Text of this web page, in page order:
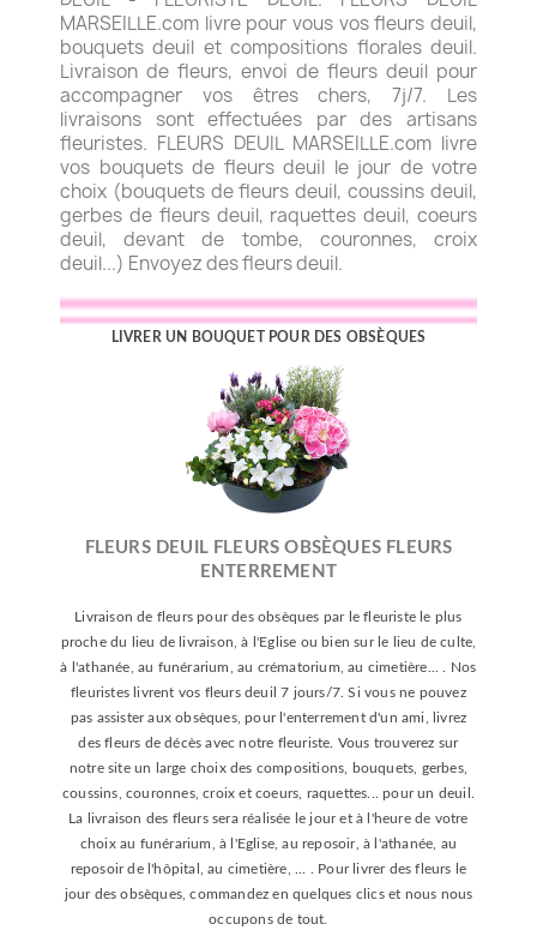
MARSEILLE.com livre pour vous vos fleurs deuil,
bouquets deuil et compositions florales deuil.
Livraison de fleurs, envoi de fleurs deuil pour
accompagner vos êtres chers, 7j/7. Les
livraisons sont effectuées par des artisans
fleuristes. FLEURS DEUIL MARSEILLE.com livre
vos bouquets de fleurs deuil le jour de votre
choix (bouquets de fleurs deuil, coussins deuil,
gerbes de fleurs deuil, raquettes deuil, coeurs
deuil, devant de tombe, couronnes, croix
deuil...) Envoyez des fleurs deuil.
LIVRER UN BOUQUET POUR DES OBSÈQUES
FLEURS DEUIL FLEURS OBSÈQUES FLEURS
ENTERREMENT
Livraison de fleurs pour des obsèques par le fleuriste le plus
proche du lieu de livraison, à l'Eglise ou bien sur le lieu de culte,
à l'athanée, au funérarium, au crématorium, au cimetière... . Nos
fleuristes livrent vos fleurs deuil 7 jours/7. Si vous ne pouvez
pas assister aux obsèques, pour l'enterrement d'un ami, livrez
des fleurs de décès avec notre fleuriste. Vous trouverez sur
notre site un large choix des compositions, bouquets, gerbes,
coussins, couronnes, croix et coeurs, raquettes... pour un deuil.
La livraison des fleurs sera réalisée le jour et à l'heure de votre
choix au funérarium, à l'Eglise, au reposoir, à l'athanée, au
reposoir de l'hôpital, au cimetière, ... . Pour livrer des fleurs le
jour des obsèques, commandez en quelques clics et nous nous
occupons de tout.